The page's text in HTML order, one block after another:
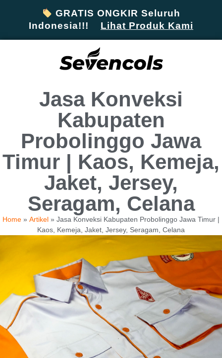
GRATIS ONGKIR Seluruh
Indonesia!!! Lihat Produk Kami
Jasa Konveksi
Kabupaten
Probolinggo Jawa
Timur | Kaos, Kemeja,
Jaket, Jersey,
Seragam, Celana
Home » Artikel » Jasa Konveksi Kabupaten Probolinggo Jawa Timur |
Kaos, Kemeja, Jaket, Jersey, Seragam, Celana